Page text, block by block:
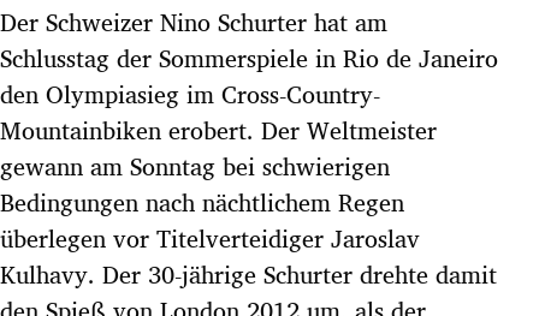
Untermenü
Untermenü
Untermenü
Untermenü
Der Schweizer Nino Schurter hat am
Schlusstag der Sommerspiele in Rio de Janeiro
den Olympiasieg im Cross-Country-
Mountainbiken erobert. Der Weltmeister
gewann am Sonntag bei schwierigen
Bedingungen nach nächtlichem Regen
überlegen vor Titelverteidiger Jaroslav
Kulhavy. Der 30-jährige Schurter drehte damit